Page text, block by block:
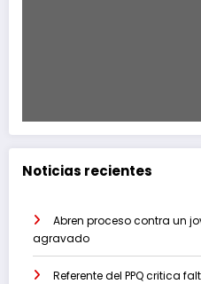
Noticias recientes
Abren proceso contra un
agravado
Referente del PPQ critica